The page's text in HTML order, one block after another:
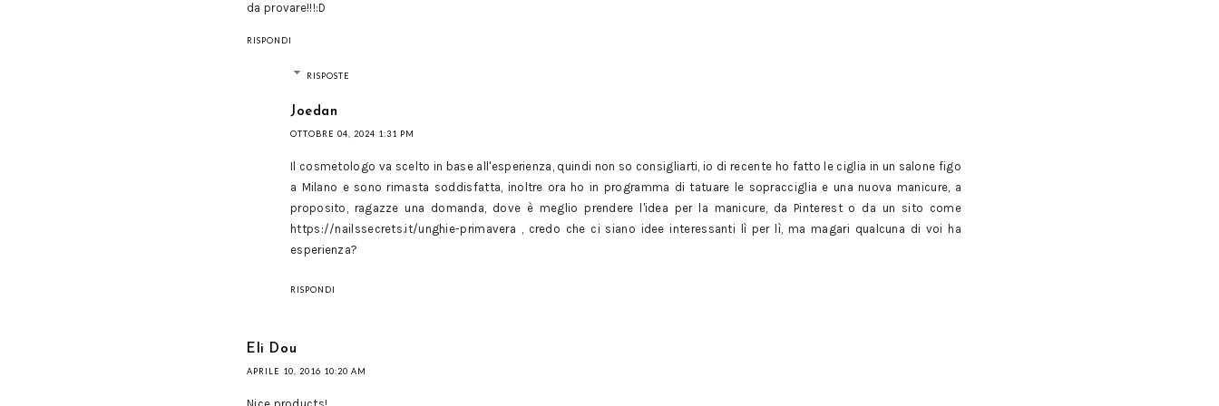
da provare!!!:D
RISPONDI
RISPOSTE
Joedan
OTTOBRE 04, 2024 1:31 PM
Il cosmetologo va scelto in base all'esperienza, quindi non so consigliarti, io di recente ho fatto le ciglia in un salone figo
a Milano e sono rimasta soddisfatta, inoltre ora ho in programma di tatuare le sopracciglia e una nuova manicure, a
proposito, ragazze una domanda, dove è meglio prendere l'idea per la manicure, da Pinterest o da un sito come
https://nailssecrets.it/unghie-primavera , credo che ci siano idee interessanti lì per lì, ma magari qualcuna di voi ha
esperienza?
RISPONDI
Eli Dou
APRILE 10, 2016 10:20 AM